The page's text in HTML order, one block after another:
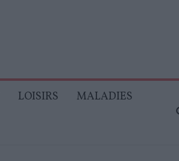
LOISIRS MALADIES